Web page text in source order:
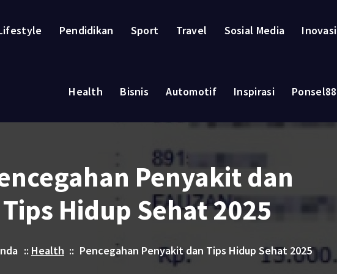
Pendidikan Sport Travel Sosial Media Inovasi
Health Bisnis Automotif Inspirasi Ponsel88
Penyakit dan
Tips Hidup Sehat 2025
:: Health :: Pencegahan Penyakit dan Tips Hidup Sehat 2025